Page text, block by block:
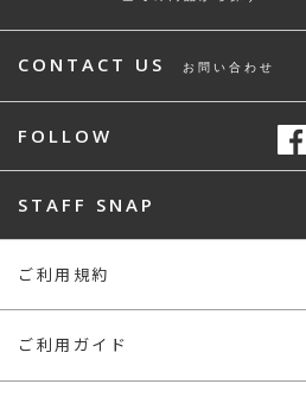
CONTACT US お問い合わせ
FOLLOW
STAFF SNAP
ご利用規約
ご利用ガイド